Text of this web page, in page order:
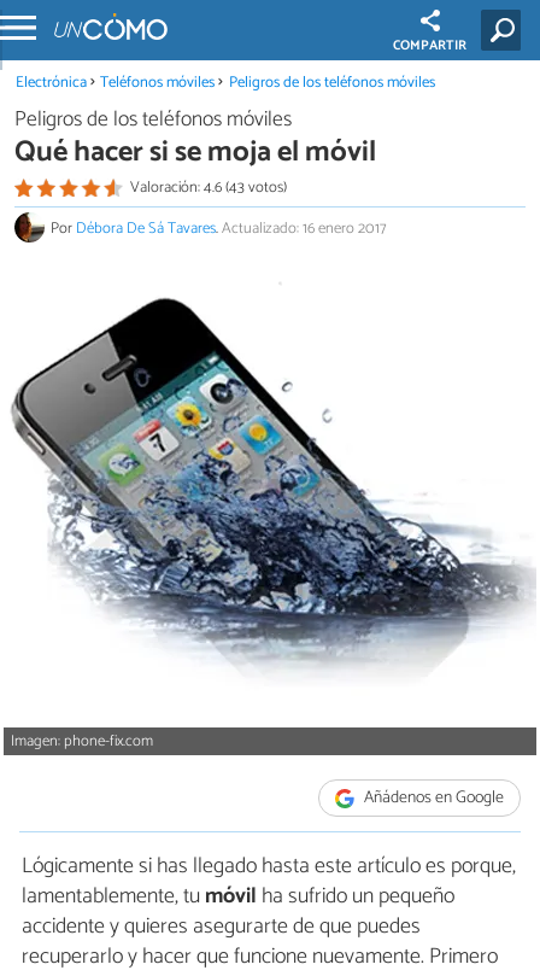
COMPARTIR
Electrónica Teléfonos móviles Peligros de los teléfonos móviles
Peligros de los teléfonos móviles
Qué hacer si se moja el móvil
Valoración: 4.6 (43 votos)
PorDébora De Sá Tavares.Actualizado: 16 enero 2017
Imagen: phone-fix.com
Añádenos en Google
Lógicamente si has llegado hasta este artículo es porque,
lamentablemente, tumóvil ha sufrido un pequeño
accidente y quieres asegurarte de que puedes
recuperarlo y hacer que funcione nuevamente. Primero